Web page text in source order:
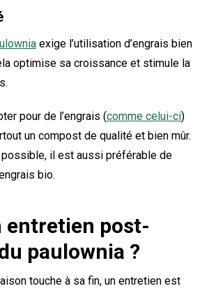
exige l’utilisation d’engrais bien
optimise sa croissance et stimule la
pour de l’engrais (comme celui-ci)
un compost de qualité et bien mûr.
possible, il est aussi préférable de
bio.
entretien post-
paulownia ?
touche à sa fin, un entretien est